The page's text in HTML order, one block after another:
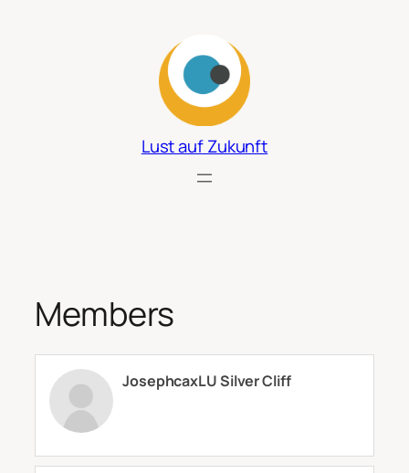
Lust auf Zukunft
Members
JosephcaxLU Silver Cliff